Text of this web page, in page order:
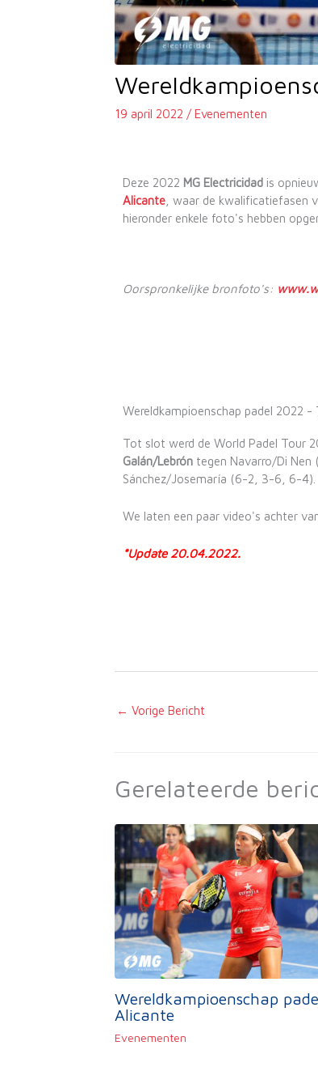
19 april 2022 / Evenementen
Deze 2022 MG Electricidad is
Alicante , waar de kwalificatiefasen
hieronder enkele foto's hebben
Oorspronkelijke bronfoto's:
Wereldkampioenschap padel 2022 -
Tot slot werd de World Padel Tour
Galán/Lebrón tegen Navarro/Di
Sánchez/Josemaría (6-2, 3-6, 6-4).
We laten een paar video's achter
*Update 20.04.2022.
← Vorige Bericht
Gerelateerde
Wereldkampioenschap
Alicante
Evenementen